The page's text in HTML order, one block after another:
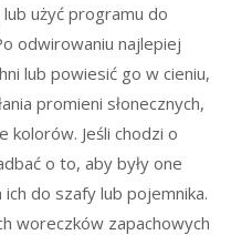
użyć programu do
odwirowaniu najlepiej
lub powiesić go w cieniu,
promieni słonecznych,
kolorów. Jeśli chodzi o
o to, aby były one
do szafy lub pojemnika.
woreczków zapachowych